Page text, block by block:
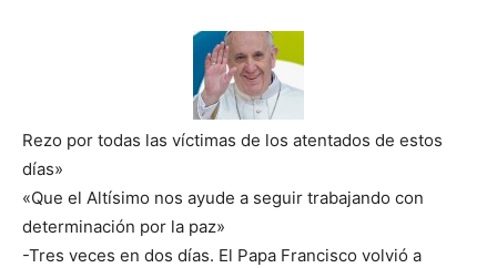
Rezo por todas las víctimas de los atentados de estos
días»
«Que el Altísimo nos ayude a seguir trabajando con
determinación por la paz»
-Tres veces en dos días. El Papa Francisco volvió a